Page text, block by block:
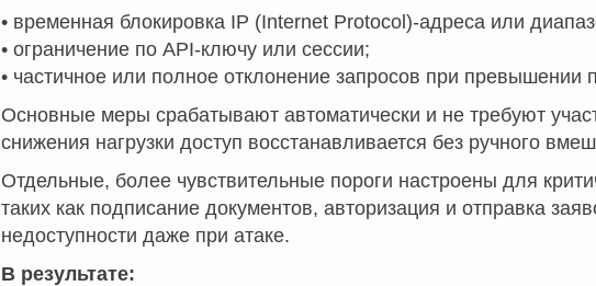
• временная блокировка IP (Internet Protocol)-адреса или
• ограничение по API-ключу или сессии;
• частичное или полное отклонение запросов при превышении
Основные меры срабатывают автоматически и не требуют
снижения нагрузки доступ восстанавливается без ручного
Отдельные, более чувствительные пороги настроены для
таких как подписание документов, авторизация и отправка
недоступности даже при атаке.
В результате: